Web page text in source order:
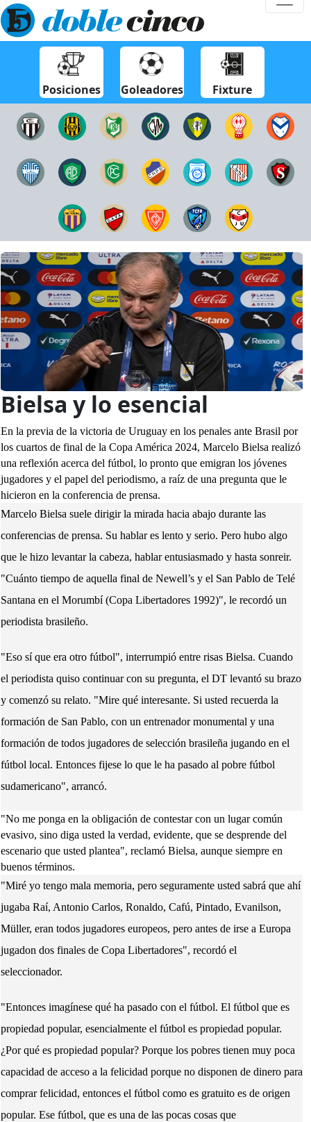
Posiciones Goleadores Fixture
Bielsa y lo esencial
En la previa de la victoria de Uruguay en los penales ante Brasil por
los cuartos de final de la Copa América 2024, Marcelo Bielsa realizó
una reflexión acerca del fútbol, lo pronto que emigran los jóvenes
jugadores y el papel del periodismo, a raíz de una pregunta que le
hicieron en la conferencia de prensa.
Marcelo Bielsa suele dirigir la mirada hacia abajo durante las
conferencias de prensa. Su hablar es lento y serio. Pero hubo algo
que le hizo levantar la cabeza, hablar entusiasmado y hasta sonreir.
"Cuánto tiempo de aquella final de Newell’s y el San Pablo de Telé
Santana en el Morumbí (Copa Libertadores 1992)", le recordó un
periodista brasileño.
"Eso sí que era otro fútbol", interrumpió entre risas Bielsa. Cuando
el periodista quiso continuar con su pregunta, el DT levantó su brazo
y comenzó su relato. "Mire qué interesante. Si usted recuerda la
formación de San Pablo, con un entrenador monumental y una
formación de todos jugadores de selección brasileña jugando en el
fútbol local. Entonces fijese lo que le ha pasado al pobre fútbol
sudamericano", arrancó.
"No me ponga en la obligación de contestar con un lugar común
evasivo, sino diga usted la verdad, evidente, que se desprende del
escenario que usted plantea", reclamó Bielsa, aunque siempre en
buenos términos.
"Miré yo tengo mala memoria, pero seguramente usted sabrá que ahí
jugaba Raí, Antonio Carlos, Ronaldo, Cafú, Pintado, Evanilson,
Müller, eran todos jugadores europeos, pero antes de irse a Europa
jugadon dos finales de Copa Libertadores", recordó el
seleccionador.
"Entonces imagínese qué ha pasado con el fútbol. El fútbol que es
propiedad popular, esencialmente el fútbol es propiedad popular.
¿Por qué es propiedad popular? Porque los pobres tienen muy poca
capacidad de acceso a la felicidad porque no disponen de dinero para
comprar felicidad, entonces el fútbol como es gratuito es de origen
popular. Ese fútbol, que es una de las pocas cosas que